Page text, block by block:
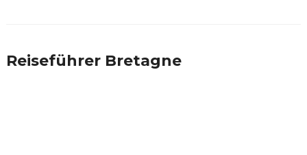
Reiseführer Bretagne